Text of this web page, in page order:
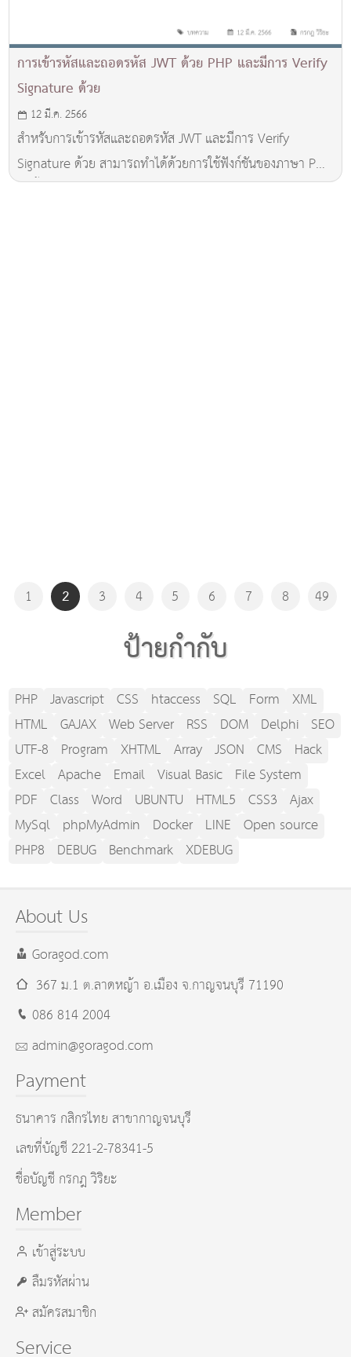
การเข้ารหัสและถอดรหัส JWT ด้วย PHP และมีการ Verify
Signature ด้วย
12 มี.ค. 2566
สำหรับการเข้ารหัสและถอดรหัส JWT และมีการ Verify
Signature ด้วย สามารถทำได้ด้วยการใช้ฟังก์ชันของภาษา PHP
ดังนี้
1 2 3 4 5 6 7 8 49
ป้ายกำกับ
PHP Javascript CSS htaccess SQL Form XML
HTML GAJAX Web Server RSS DOM Delphi SEO
UTF-8 Program XHTML Array JSON CMS Hack
Excel Apache Email Visual Basic File System
PDF Class Word UBUNTU HTML5 CSS3 Ajax
MySql phpMyAdmin Docker LINE Open source
PHP8 DEBUG Benchmark XDEBUG
About Us
Goragod.com
367 ม.1 ต.ลาดหญ้า อ.เมืองจ.กาญจนบุรี 71190
086 814 2004
admin@goragod.com
Payment
ธนาคาร กสิกรไทย สาขากาญจนบุรี
เลขที่บัญชี 221-2-78341-5
ชื่อบัญชี กรกฎ วิริยะ
Member
เข้าสู่ระบบ
ลืมรหัสผ่าน
สมัครสมาชิก
Service